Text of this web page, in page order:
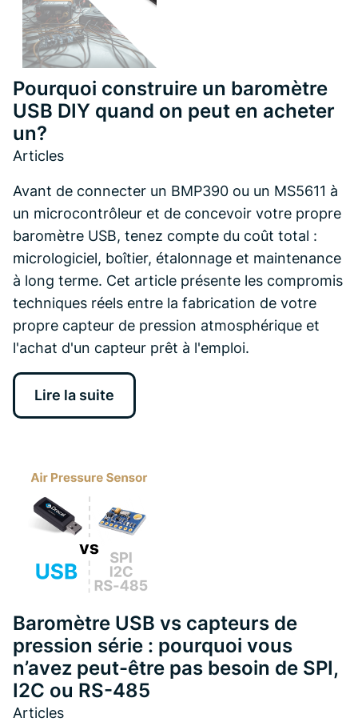
Pourquoi construire un baromètre
USB DIY quand on peut en acheter
un?
Articles
Avant de connecter un BMP390 ou un MS5611 à
un microcontrôleur et de concevoir votre propre
baromètre USB, tenez compte du coût total :
micrologiciel, boîtier, étalonnage et maintenance
à long terme. Cet article présente les compromis
techniques réels entre la fabrication de votre
propre capteur de pression atmosphérique et
l'achat d'un capteur prêt à l'emploi.
Lire la suite
Baromètre USB vs capteurs de
pression série : pourquoi vous
n’avez peut-être pas besoin de SPI,
I2C ou RS-485
Articles